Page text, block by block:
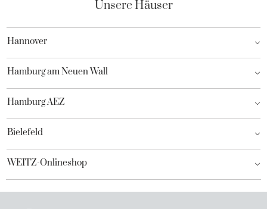
Unsere Häuser
Hannover
Hamburg am Neuen Wall
Hamburg AEZ
Bielefeld
WEITZ-Onlineshop